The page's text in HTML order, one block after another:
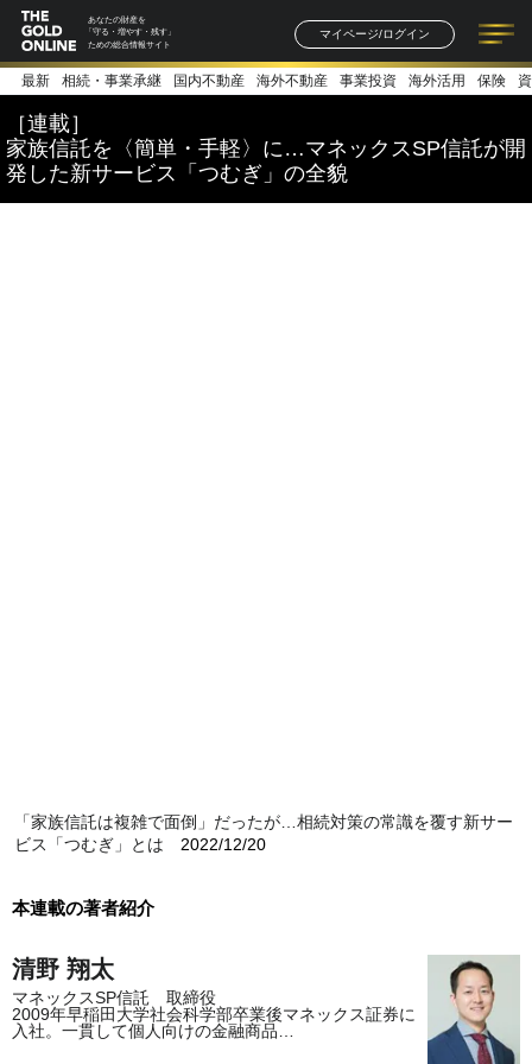
あなたの財産を
「守る・増やす・残す」
ための総合情報サイト
マイページ/ログイン
記事一覧 連載一覧
著者一覧 書籍一覧
最新 相続・事業承継 国内不動産 海外不動産 事業投資 海外活用 保険
［連載］
家族信託を〈簡単・手軽〉に…マネックスSP信託が開
発した新サービス「つむぎ」の全貌
「家族信託は複雑で面倒」だったが…相続対策の常識を覆す新サー
ビス「つむぎ」とは 2022/12/20
本連載の著者紹介
清野 翔太
マネックスSP信託 取締役
2009年早稲田大学社会科学部卒業後マネックス証券に
入社。一貫して個人向けの金融商品…